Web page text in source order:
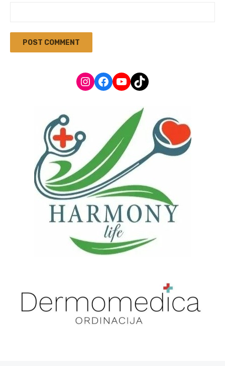
Instagram
Facebook
YouTube
TikTok